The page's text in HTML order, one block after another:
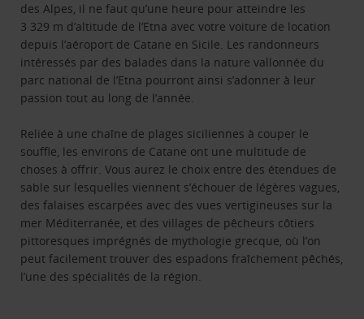
des Alpes, il ne faut qu’une heure pour atteindre les
3 329 m d’altitude de l’Etna avec votre voiture de location
depuis l’aéroport de Catane en Sicile. Les randonneurs
intéressés par des balades dans la nature vallonnée du
parc national de l’Etna pourront ainsi s’adonner à leur
passion tout au long de l’année.
Reliée à une chaîne de plages siciliennes à couper le
souffle, les environs de Catane ont une multitude de
choses à offrir. Vous aurez le choix entre des étendues de
sable sur lesquelles viennent s’échouer de légères vagues,
des falaises escarpées avec des vues vertigineuses sur la
mer Méditerranée, et des villages de pêcheurs côtiers
pittoresques imprégnés de mythologie grecque, où l’on
peut facilement trouver des espadons fraîchement pêchés,
l’une des spécialités de la région.